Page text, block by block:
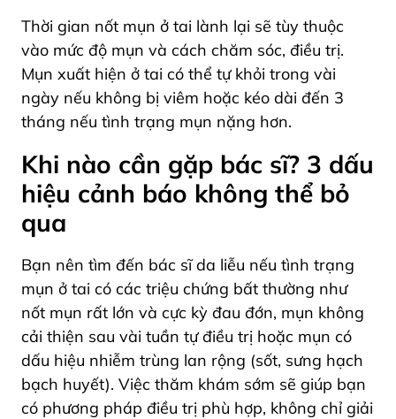
Thời gian nốt mụn ở tai lành lại sẽ tùy thuộc
vào mức độ mụn và cách chăm sóc, điều trị.
Mụn xuất hiện ở tai có thể tự khỏi trong vài
ngày nếu không bị viêm hoặc kéo dài đến 3
tháng nếu tình trạng mụn nặng hơn.
Khi nào cần gặp bác sĩ? 3 dấu
hiệu cảnh báo không thể bỏ
qua
Bạn nên tìm đến bác sĩ da liễu nếu tình trạng
mụn ở tai có các triệu chứng bất thường như
nốt mụn rất lớn và cực kỳ đau đớn, mụn không
cải thiện sau vài tuần tự điều trị hoặc mụn có
dấu hiệu nhiễm trùng lan rộng (sốt, sưng hạch
bạch huyết). Việc thăm khám sớm sẽ giúp bạn
có phương pháp điều trị phù hợp, không chỉ giải